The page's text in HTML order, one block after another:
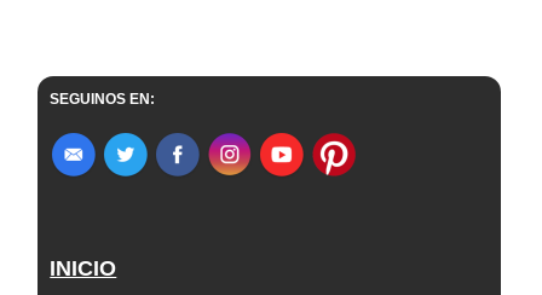
SEGUINOS EN:
INICIO